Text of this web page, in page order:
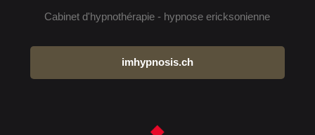
Cabinet d'hypnothérapie - hypnose ericksonienne
imhypnosis.ch